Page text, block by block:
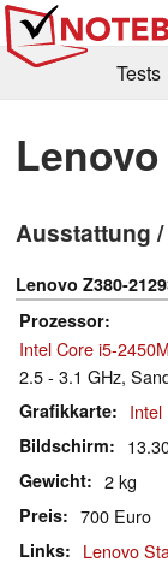
Tests
Kaufberatung
Forum
Lenovo
Ausstattung
Lenovo Z380-
Prozessor
Intel Core i5-2450M
2.5 - 3.1 GHz,
Grafikkarte Intel
Bildschirm
Gewicht 2 kg
Preis 700 Euro
Links
Lenovo